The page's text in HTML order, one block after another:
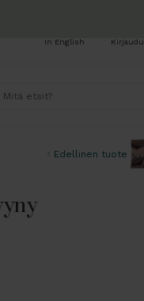
Kirjaudu
In English
Edellinen tuote